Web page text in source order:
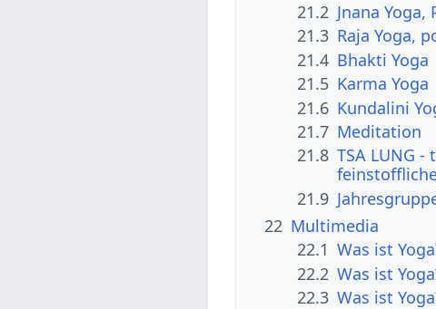
21.2 Jnana
21.3 Raja Yoga,
21.4 Bhakti Yoga
21.5 Karma Yoga
21.6 Kundalini
21.7 Meditation
21.8 TSA LUNG
21.9
22 Multimedia
22.1 Was ist
22.2 Was ist
22.3 Was ist